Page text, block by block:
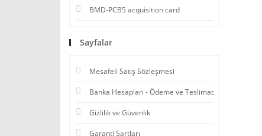
BMD-PCB5 acquisition card
Sayfalar
Mesafeli Satış Sözleşmesi
Banka Hesapları - Ödeme ve Teslimat
Gizlilik ve Güvenlik
Garanti Şartları